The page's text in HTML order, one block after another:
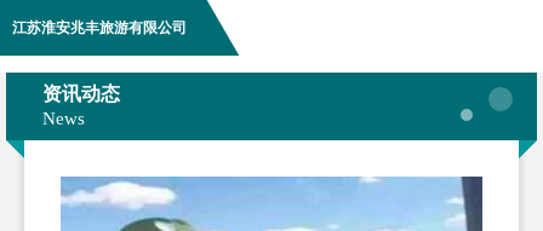
江苏淮安兆丰旅游有限公司
资讯动态
News